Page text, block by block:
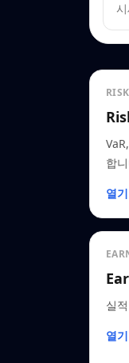
RISK
합
열
실
열